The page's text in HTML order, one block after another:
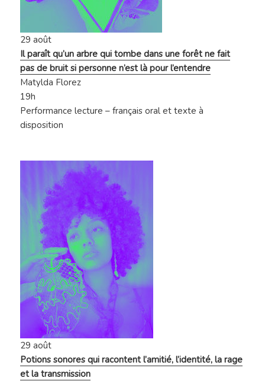
29 août
Il paraît qu’un arbre qui tombe dans une forêt ne fait
pas de bruit si personne n’est là pour l’entendre
Matylda Florez
19h
Performance lecture – français oral et texte à
disposition
29 août
Potions sonores qui racontent l’amitié, l’identité, la rage
et la transmission